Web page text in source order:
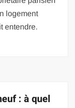
logement
entendre.
: à quel